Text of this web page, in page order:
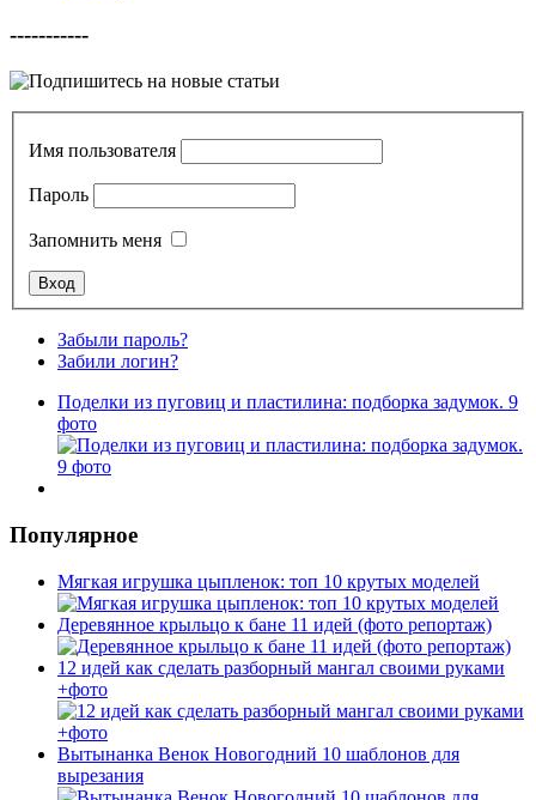
-----------
Имя пользователя
Пароль
Запомнить меня
Забыли пароль?
Забили логин?
Поделки из пуговиц и пластилина: подборка задумок. 9
фото
Популярное
Мягкая игрушка цыпленок: топ 10 крутых моделей
Деревянное крыльцо к бане 11 идей (фото репортаж)
12 идей как сделать разборный мангал своими руками
+фото
Вытынанка Венок Новогодний 10 шаблонов для
вырезания